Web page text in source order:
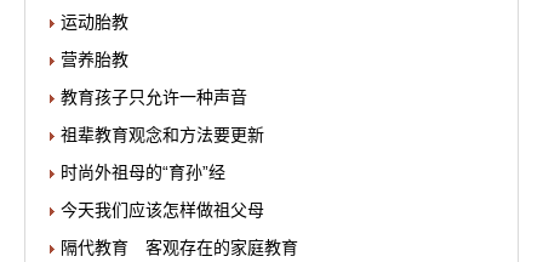
运动胎教
营养胎教
教育孩子只允许一种声音
祖辈教育观念和方法要更新
时尚外祖母的“育孙”经
今天我们应该怎样做祖父母
隔代教育 客观存在的家庭教育